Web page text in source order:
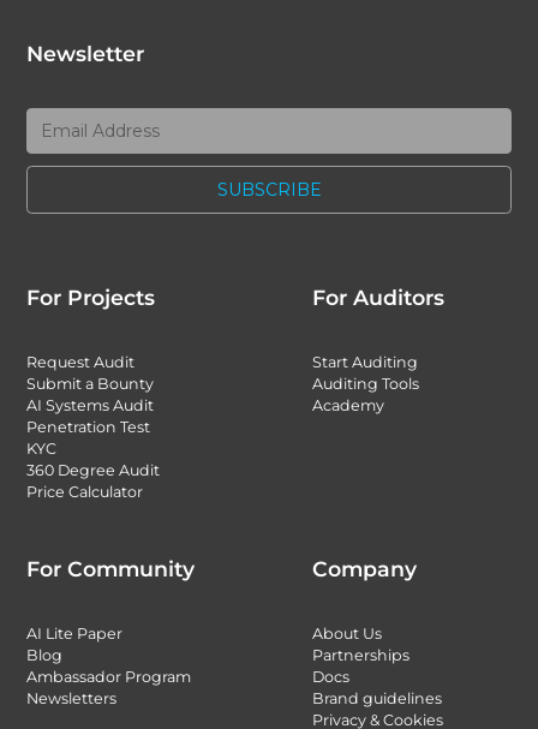
Newsletter
For Projects
Request Audit
Submit a Bounty
AI Systems Audit
Penetration Test
KYC
360 Degree Audit
Price Calculator
For Auditors
Start Auditing
Auditing Tools
Academy
For Community
AI Lite Paper
Blog
Ambassador Program
Newsletters
Company
About Us
Partnerships
Docs
Brand guidelines
Privacy & Cookies